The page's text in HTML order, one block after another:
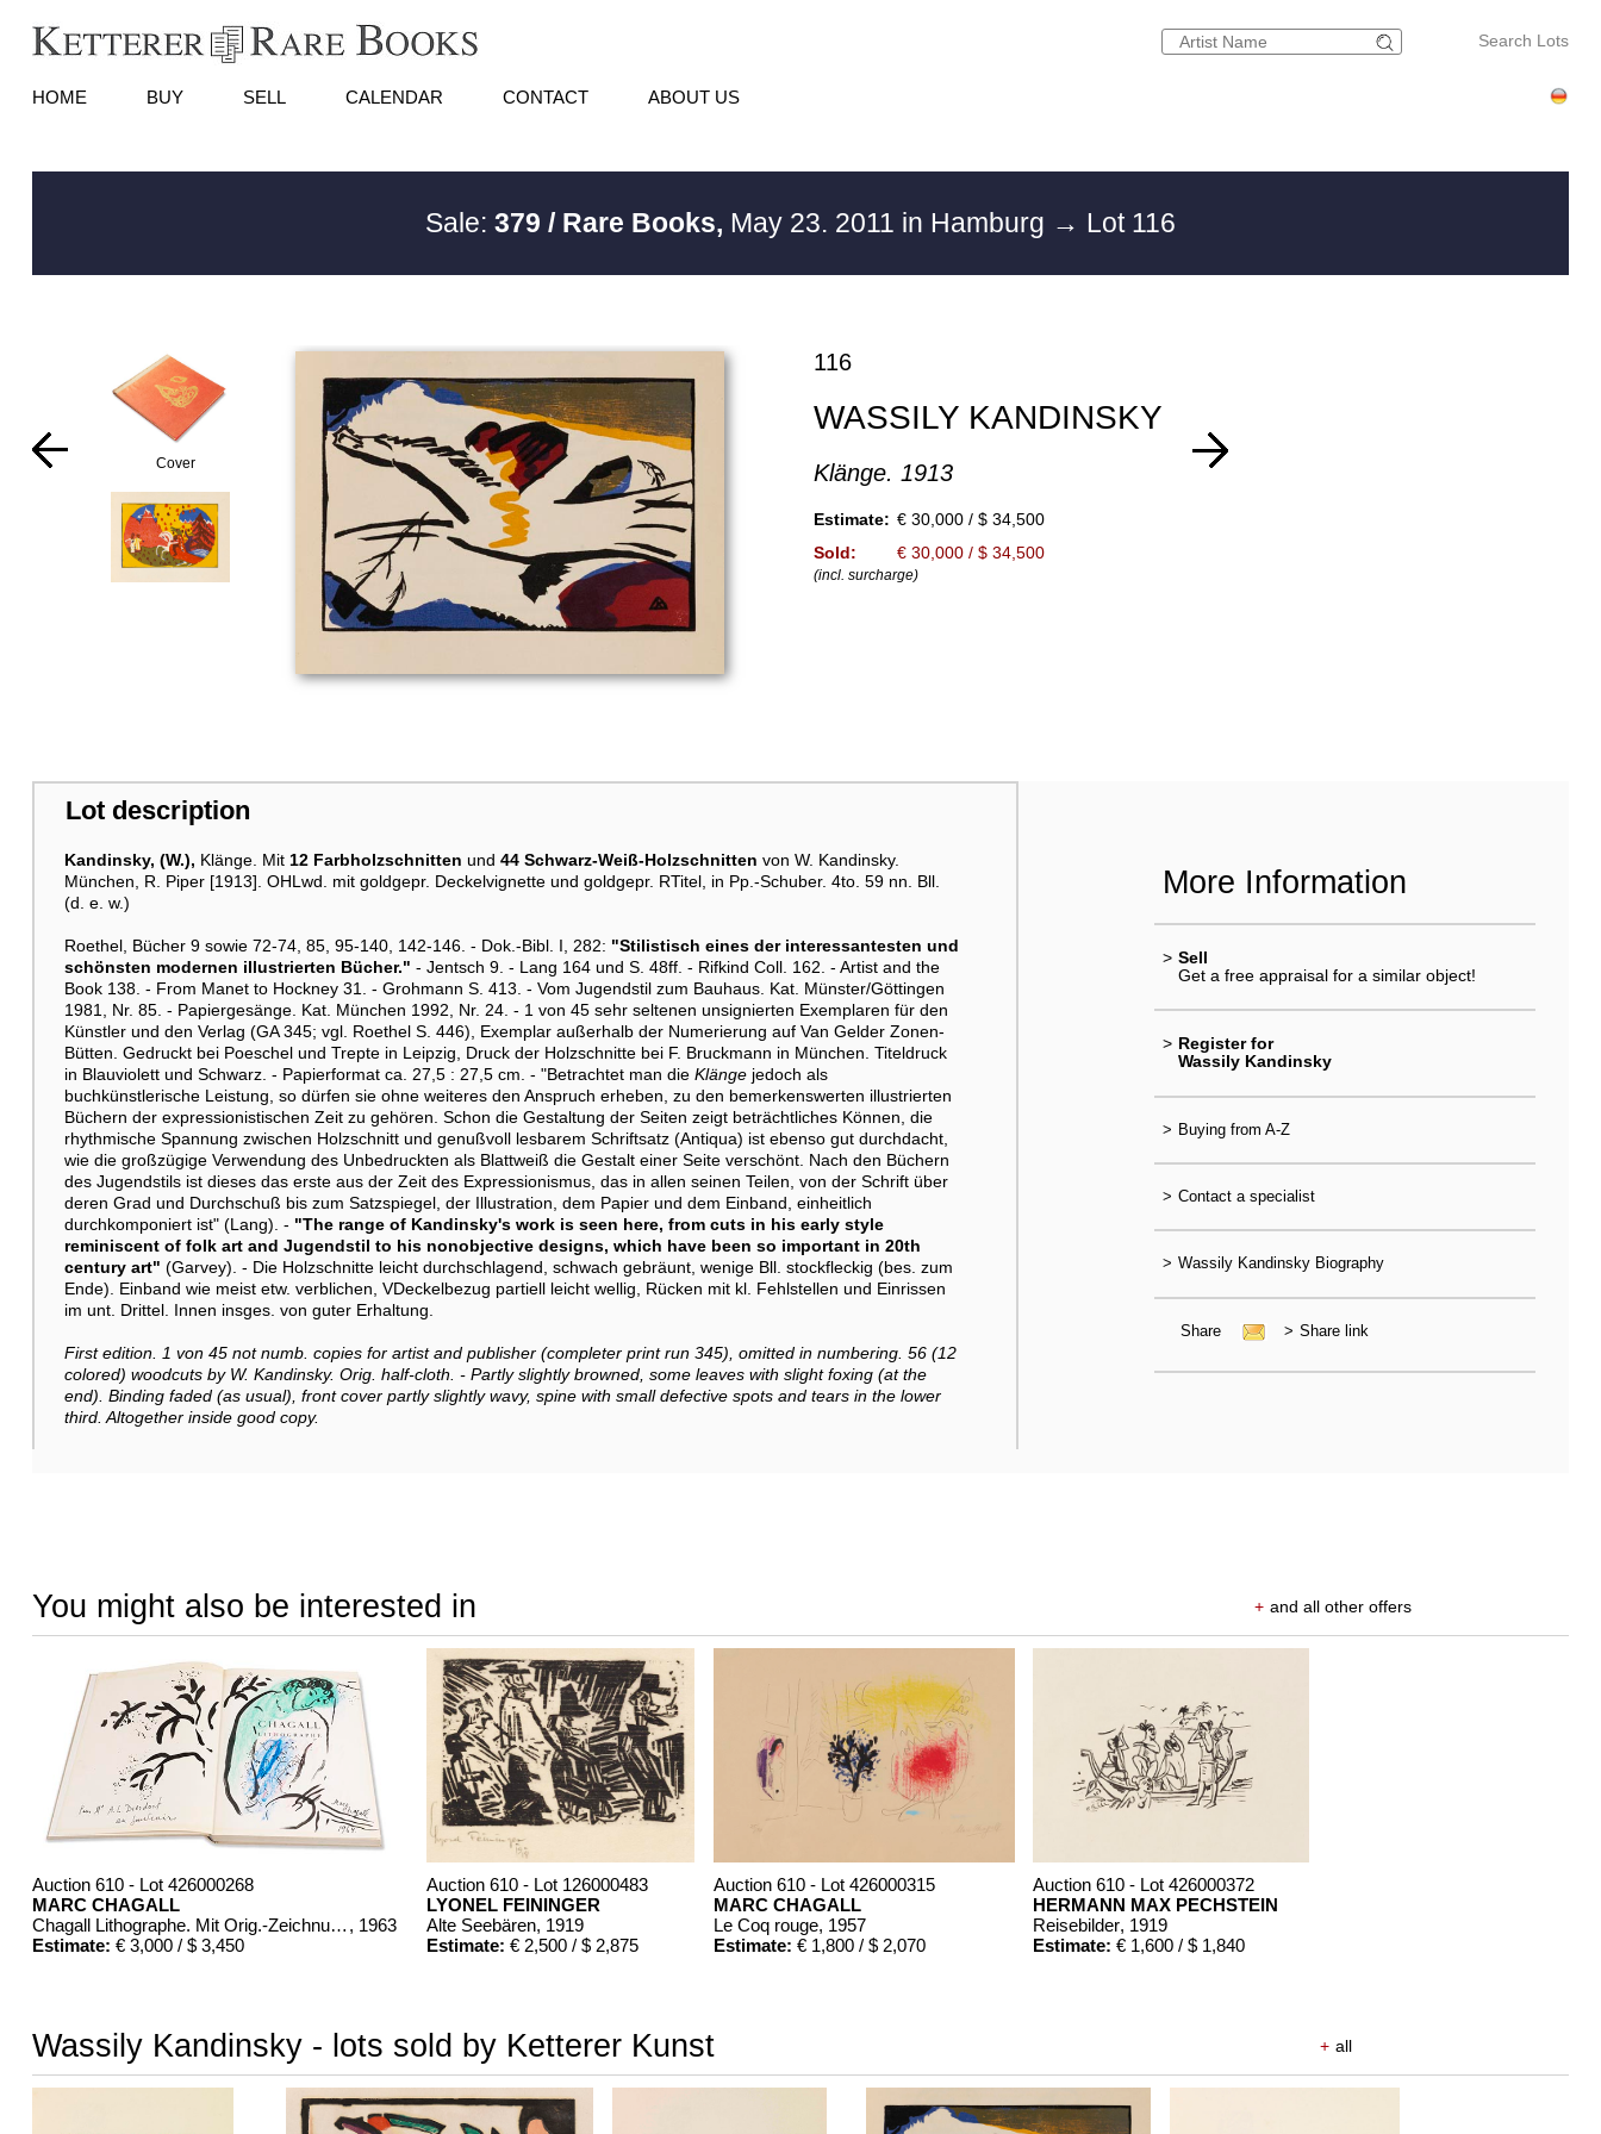
Search Lots
HOME BUY SELL CALENDAR CONTACT ABOUT US
Sale: 379 / Rare Books, May 23. 2011 in Hamburg → Lot 116
Cover
116
WASSILY KANDINSKY
Klänge. 1913
Estimate: € 30,000 / $ 34,500
Sold:
€ 30,000 / $ 34,500
(incl. surcharge)
Lot description
Kandinsky, (W.), Klänge. Mit 12 Farbholzschnitten und 44 Schwarz-Weiß-Holzschnitten von W. Kandinsky.
München, R. Piper [1913]. OHLwd. mit goldgepr. Deckelvignette und goldgepr. RTitel, in Pp.-Schuber. 4to. 59 nn. Bll.
(d. e. w.)
Roethel, Bücher 9 sowie 72-74, 85, 95-140, 142-146. - Dok.-Bibl. I, 282: "Stilistisch eines der interessantesten und
schönsten modernen illustrierten Bücher." - Jentsch 9. - Lang 164 und S. 48ff. - Rifkind Coll. 162. - Artist and the
Book 138. - From Manet to Hockney 31. - Grohmann S. 413. - Vom Jugendstil zum Bauhaus. Kat. Münster/Göttingen
1981, Nr. 85. - Papiergesänge. Kat. München 1992, Nr. 24. - 1 von 45 sehr seltenen unsignierten Exemplaren für den
Künstler und den Verlag (GA 345; vgl. Roethel S. 446), Exemplar außerhalb der Numerierung auf Van Gelder Zonen-
Bütten. Gedruckt bei Poeschel und Trepte in Leipzig, Druck der Holzschnitte bei F. Bruckmann in München. Titeldruck
in Blauviolett und Schwarz. - Papierformat ca. 27,5 : 27,5 cm. - "Betrachtet man die Klängejedoch als
buchkünstlerische Leistung, so dürfen sie ohne weiteres den Anspruch erheben, zu den bemerkenswerten illustrierten
Büchern der expressionistischen Zeit zu gehören. Schon die Gestaltung der Seiten zeigt beträchtliches Können, die
rhythmische Spannung zwischen Holzschnitt und genußvoll lesbarem Schriftsatz (Antiqua) ist ebenso gut durchdacht,
wie die großzügige Verwendung des Unbedruckten als Blattweiß die Gestalt einer Seite verschönt. Nach den Büchern
des Jugendstils ist dieses das erste aus der Zeit des Expressionismus, das in allen seinen Teilen, von der Schrift über
deren Grad und Durchschuß bis zum Satzspiegel, der Illustration, dem Papier und dem Einband, einheitlich
durchkomponiert ist" (Lang). - "The range of Kandinsky's work is seen here, from cuts in his early style
reminiscent of folk art and Jugendstil to his nonobjective designs, which have been so important in 20th
century art" (Garvey). - Die Holzschnitte leicht durchschlagend, schwach gebräunt, wenige Bll. stockfleckig (bes. zum
Ende). Einband wie meist etw. verblichen, VDeckelbezug partiell leicht wellig, Rücken mit kl. Fehlstellen und Einrissen
im unt. Drittel. Innen insges. von guter Erhaltung.
First edition. 1 von 45 not numb. copies for artist and publisher (completer print run 345), omitted in numbering. 56 (12
colored) woodcuts by W. Kandinsky. Orig. half-cloth. - Partly slightly browned, some leaves with slight foxing (at the
end). Binding faded (as usual), front cover partly slightly wavy, spine with small defective spots and tears in the lower
third. Altogether inside good copy.
More Information
> Sell
Get a free appraisal for a similar object!
> Register for
Wassily Kandinsky
> Buying from A-Z
> Contact a specialist
> Wassily Kandinsky Biography
Share > Share link
You might also be interested in + and all other offers
Auction 610 - Lot 426000268
MARC CHAGALL
Chagall Lithographe. Mit Orig.-Zeichnung von Chagall , 1963
Estimate: € 3,000 / $ 3,450
Auction 610 - Lot 126000483
LYONEL FEININGER
Alte Seebären, 1919
Estimate: € 2,500 / $ 2,875
Auction 610 - Lot 426000315
MARC CHAGALL
Le Coq rouge, 1957
Estimate: € 1,800 / $ 2,070
Auction 610 - Lot 426000372
HERMANN MAX PECHSTEIN
Reisebilder, 1919
Estimate: € 1,600 / $ 1,840
Wassily Kandinsky - lots sold by Ketterer Kunst + all